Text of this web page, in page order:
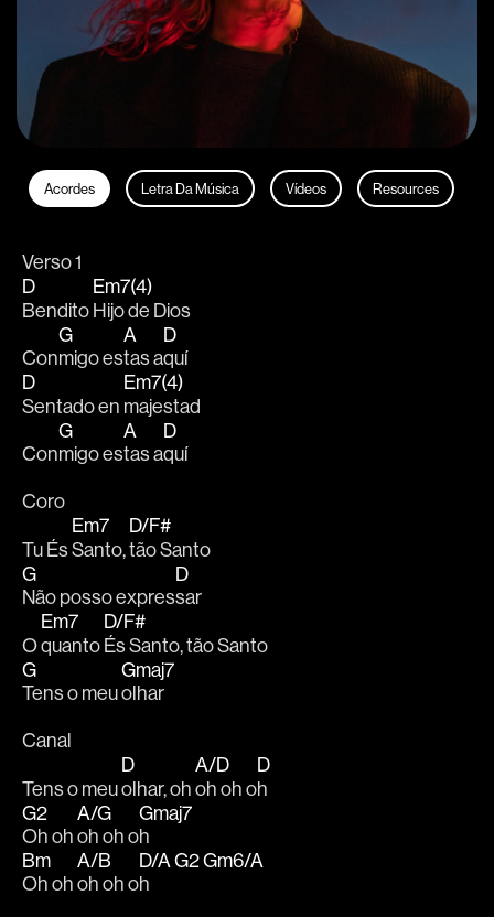
Acordes Letra Da Música Vídeos Resources
Verso 1
D
Bendito
Em7(4)
Hijo de Dios
Con
G
migo es
A
tas a
D
quí
D
Sentado en
Em7(4)
majestad
Con
G
migo es
A
tas a
D
quí
Coro
Tu És
Em7
Santo,
D/F#
tão Santo
G
Não posso expres
D
sar
O
Em7
quanto
D/F#
És Santo, tão Santo
G
Tens o meu
Gmaj7
olhar
Canal
Tens o meu
D
olhar, oh
A/D
oh oh o
D
h
G2
Oh oh
A/G
oh oh o
Gmaj7
h
Bm
Oh oh
A/B
oh oh o
D/A
h
G2Gm6/A